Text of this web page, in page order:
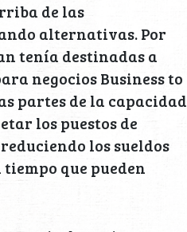
de las
alternativas. Por
tenía destinadas a
negocios Business to
partes de la capacidad
los puestos de
los sueldos
que pueden